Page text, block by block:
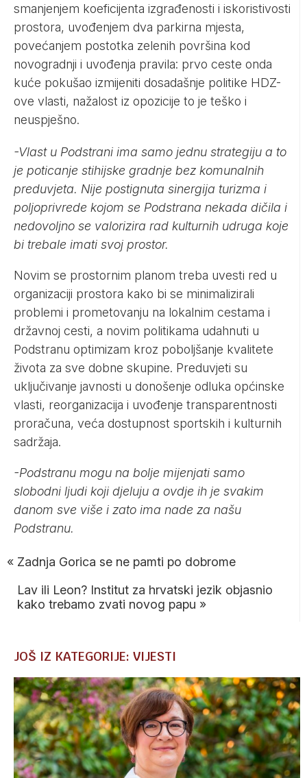
smanjenjem koeficijenta izgrađenosti i iskoristivosti
prostora, uvođenjem dva parkirna mjesta,
povećanjem postotka zelenih površina kod
novogradnji i uvođenja pravila: prvo ceste onda
kuće pokušao izmijeniti dosadašnje politike HDZ-
ove vlasti, nažalost iz opozicije to je teško i
neuspješno.
-Vlast u Podstrani ima samo jednu strategiju a to
je poticanje stihijske gradnje bez komunalnih
preduvjeta. Nije postignuta sinergija turizma i
poljoprivrede kojom se Podstrana nekada dičila i
nedovoljno se valorizira rad kulturnih udruga koje
bi trebale imati svoj prostor.
Novim se prostornim planom treba uvesti red u
organizaciji prostora kako bi se minimalizirali
problemi i prometovanju na lokalnim cestama i
državnoj cesti, a novim politikama udahnuti u
Podstranu optimizam kroz poboljšanje kvalitete
života za sve dobne skupine. Preduvjeti su
uključivanje javnosti u donošenje odluka općinske
vlasti, reorganizacija i uvođenje transparentnosti
proračuna, veća dostupnost sportskih i kulturnih
sadržaja.
-Podstranu mogu na bolje mijenjati samo
slobodni ljudi koji djeluju a ovdje ih je svakim
danom sve više i zato ima nade za našu
Podstranu.
« Zadnja Gorica se ne pamti po dobrome
Lav ili Leon? Institut za hrvatski jezik objasnio
kako trebamo zvati novog papu »
JOŠ IZ KATEGORIJE: VIJESTI